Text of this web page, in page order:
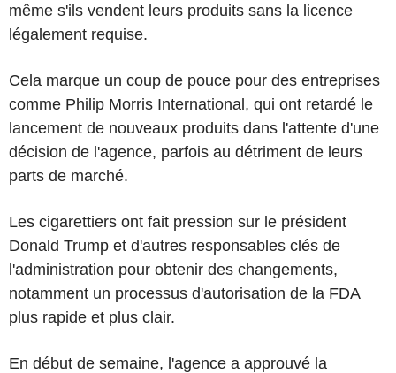
même s'ils vendent leurs produits sans la licence
légalement requise.
Cela marque un coup de pouce pour des entreprises
comme Philip Morris International, qui ont retardé le
lancement de nouveaux produits dans l'attente d'une
décision de l'agence, parfois au détriment de leurs
parts de marché.
Les cigarettiers ont fait pression sur le président
Donald Trump et d'autres responsables clés de
l'administration pour obtenir des changements,
notamment un processus d'autorisation de la FDA
plus rapide et plus clair.
En début de semaine, l'agence a approuvé la